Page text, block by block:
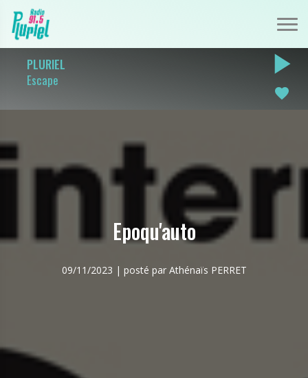
PLURIEL
Escape
play_arrow
favorite
Epoqu'auto
09/11/2023 | posté par Athénaïs PERRET